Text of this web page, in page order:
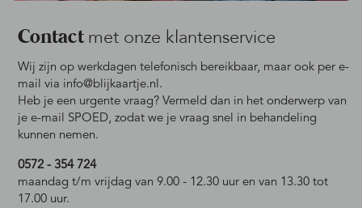
Contactmet onze klantenservice
Wij zijn op werkdagen telefonisch bereikbaar, maar ook per e-
mail via info@blijkaartje.nl.
Heb je een urgente vraag? Vermeld dan in het onderwerp van
je e-mail SPOED, zodat we je vraag snel in behandeling
kunnen nemen.
0572 - 354 724
maandag t/m vrijdag van 9.00 - 12.30 uur en van 13.30 tot
17.00 uur.